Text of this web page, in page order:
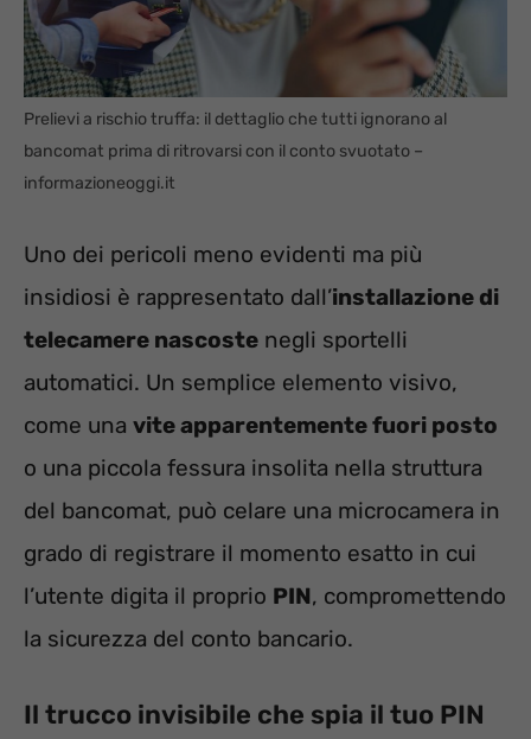
Prelievi a rischio truffa: il dettaglio che tutti ignorano al
bancomat prima di ritrovarsi con il conto svuotato –
informazioneoggi.it
Uno dei pericoli meno evidenti ma più
insidiosi è rappresentato dall’installazione di
telecamere nascoste negli sportelli
automatici. Un semplice elemento visivo,
come una vite apparentemente fuori posto
o una piccola fessura insolita nella struttura
del bancomat, può celare una microcamera in
grado di registrare il momento esatto in cui
l’utente digita il proprio PIN, compromettendo
la sicurezza del conto bancario.
Il trucco invisibile che spia il tuo PIN